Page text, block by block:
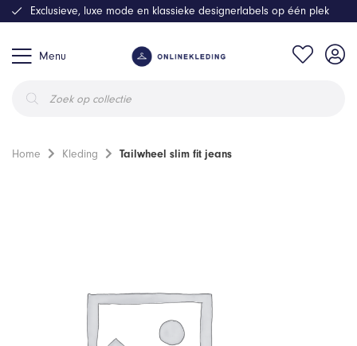
Menu
zoeken
Exclusieve, luxe mode en klassieke designerlabels op één plek
Home Kleding Tailwheel slim fit jeans